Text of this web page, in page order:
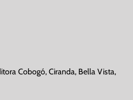
Cobogó, Ciranda, Bella Vista,